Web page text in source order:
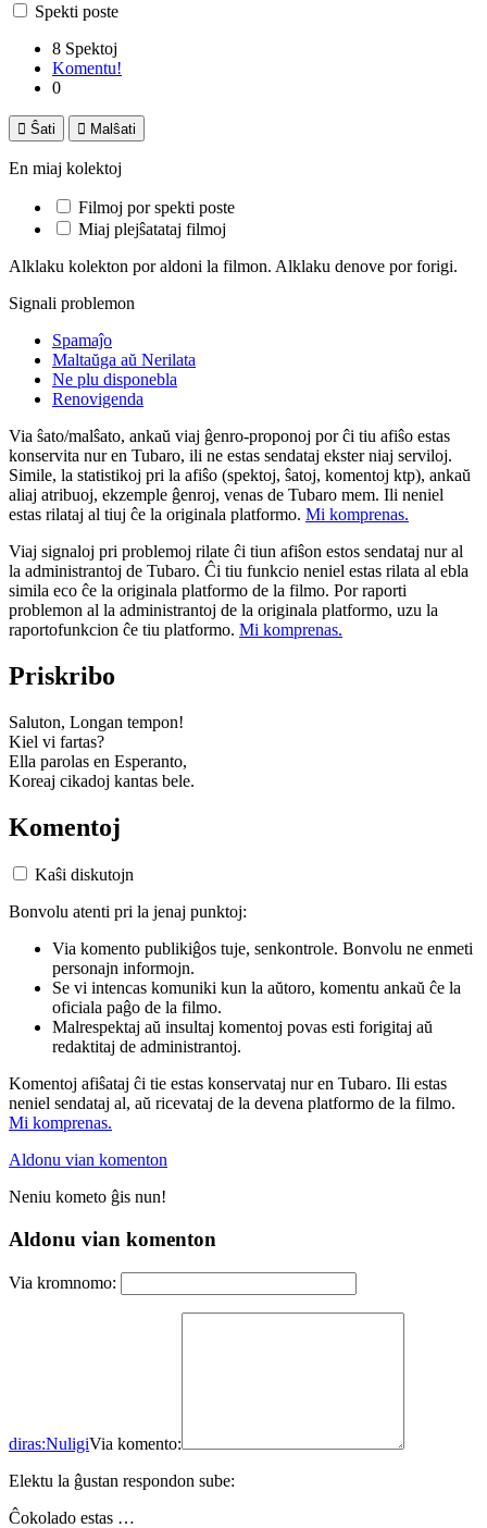
Spekti poste
8 Spektoj
Komentu!
0
 Ŝati  Malŝati
En miaj kolektoj
Filmoj por spekti poste
Miaj plejŝatataj filmoj
Alklaku kolekton por aldoni la filmon. Alklaku denove por forigi.
Signali problemon
Spamaĵo
Maltaŭga aŭ Nerilata
Ne plu disponebla
Renovigenda
Via ŝato/malŝato, ankaŭ viaj ĝenro-proponoj por ĉi tiu afiŝo estas
konservita nur en Tubaro, ili ne estas sendataj ekster niaj serviloj.
Simile, la statistikoj pri la afiŝo (spektoj, ŝatoj, komentoj ktp), ankaŭ
aliaj atribuoj, ekzemple ĝenroj, venas de Tubaro mem. Ili neniel
estas rilataj al tiuj ĉe la originala platformo. Mi komprenas.
Viaj signaloj pri problemoj rilate ĉi tiun afiŝon estos sendataj nur al
la administrantoj de Tubaro. Ĉi tiu funkcio neniel estas rilata al ebla
simila eco ĉe la originala platformo de la filmo. Por raporti
problemon al la administrantoj de la originala platformo, uzu la
raportofunkcion ĉe tiu platformo. Mi komprenas.
Priskribo
Saluton, Longan tempon!
Kiel vi fartas?
Ella parolas en Esperanto,
Koreaj cikadoj kantas bele.
Komentoj
Kaŝi diskutojn
Bonvolu atenti pri la jenaj punktoj:
Via komento publikiĝos tuje, senkontrole. Bonvolu ne enmeti
personajn informojn.
Se vi intencas komuniki kun la aŭtoro, komentu ankaŭ ĉe la
oficiala paĝo de la filmo.
Malrespektaj aŭ insultaj komentoj povas esti forigitaj aŭ
redaktitaj de administrantoj.
Komentoj afiŝataj ĉi tie estas konservataj nur en Tubaro. Ili estas
neniel sendataj al, aŭ ricevataj de la devena platformo de la filmo.
Mi komprenas.
Aldonu vian komenton
Neniu kometo ĝis nun!
Aldonu vian komenton
Via kromnomo:
diras:NuligiVia komento:
Elektu la ĝustan respondon sube:
Ĉokolado estas …